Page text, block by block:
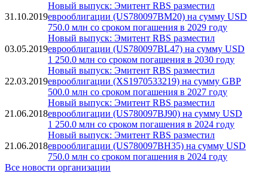
31.10.2019
Новый выпуск: Эмитент RBS разместил
еврооблигации (US780097BM20) на сумму USD
750.0 млн со сроком погашения в 2029 году
03.05.2019
Новый выпуск: Эмитент RBS разместил
еврооблигации (US780097BL47) на сумму USD
1 250.0 млн со сроком погашения в 2030 году
22.03.2019
Новый выпуск: Эмитент RBS разместил
еврооблигации (XS1970533219) на сумму GBP
500.0 млн со сроком погашения в 2027 году
21.06.2018
Новый выпуск: Эмитент RBS разместил
еврооблигации (US780097BJ90) на сумму USD
1 250.0 млн со сроком погашения в 2024 году
21.06.2018
Новый выпуск: Эмитент RBS разместил
еврооблигации (US780097BH35) на сумму USD
750.0 млн со сроком погашения в 2024 году
Все новости организации